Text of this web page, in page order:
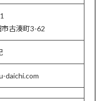
古湊町3-62
daichi.com